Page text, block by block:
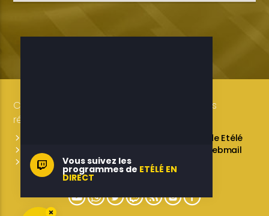
Copyright 2019-2025 ETELE BENIN Tous droits
réservés / Conception: LUXE CONSULTING
L’équipe de Etélé
Webmail
Contactez-nous
Vous suivez les
programmes de ETÉLÉ EN
DIRECT